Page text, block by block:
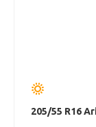
205/55 R16